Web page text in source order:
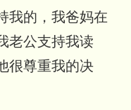
我的，我爸妈在
老公支持我读
很尊重我的决